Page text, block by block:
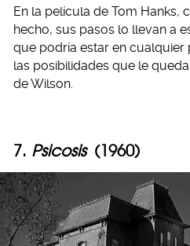
En la película de Tom Hanks,
hecho, sus pasos lo llevan a
que podría estar en cualquier
las posibilidades que le
de Wilson.
7. Psicosis (1960)